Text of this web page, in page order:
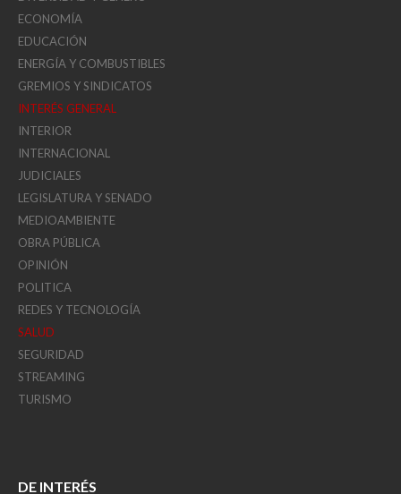
ECONOMÍA
EDUCACIÓN
ENERGÍA Y COMBUSTIBLES
GREMIOS Y SINDICATOS
INTERÉS GENERAL
INTERIOR
INTERNACIONAL
JUDICIALES
LEGISLATURA Y SENADO
MEDIOAMBIENTE
OBRA PÚBLICA
OPINIÓN
POLITICA
REDES Y TECNOLOGÍA
SALUD
SEGURIDAD
STREAMING
TURISMO
DE INTERÉS